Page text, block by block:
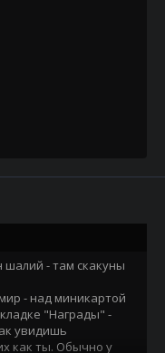
шалий - там скакуны
- над миникартой
"Награды" -
увидишь
как ты. Обычно у